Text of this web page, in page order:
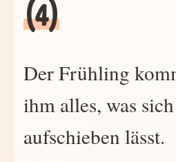
(4)
Der Frühling
ihm alles, was
aufschieben lässt.